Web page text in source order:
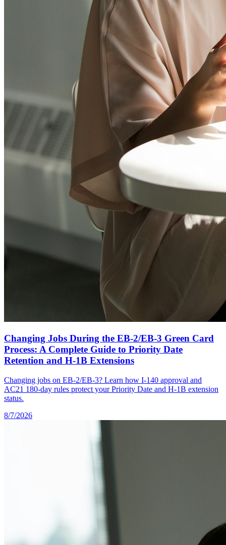
Changing Jobs During the EB-2/EB-3 Green Card
Process: A Complete Guide to Priority Date
Retention and H-1B Extensions
Changing jobs on EB-2/EB-3? Learn how I-140 approval and
AC21 180-day rules protect your Priority Date and H-1B extension
status.
8/7/2026